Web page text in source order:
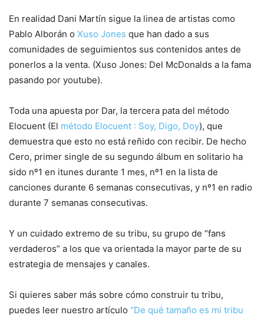
En realidad Dani Martín sigue la linea de artistas como
Pablo Alborán o Xuso Jones que han dado a sus
comunidades de seguimientos sus contenidos antes de
ponerlos a la venta. (Xuso Jones: Del McDonalds a la fama
pasando por youtube).
Toda una apuesta por Dar, la tercera pata del método
Elocuent (El método Elocuent : Soy, Digo, Doy), que
demuestra que esto no está reñido con recibir. De hecho
Cero, primer single de su segundo álbum en solitario ha
sido nº1 en itunes durante 1 mes, nº1 en la lista de
canciones durante 6 semanas consecutivas, y nº1 en radio
durante 7 semanas consecutivas.
Y un cuidado extremo de su tribu, su grupo de “fans
verdaderos” a los que va orientada la mayor parte de su
estrategia de mensajes y canales.
Si quieres saber más sobre cómo construir tu tribu,
puedes leer nuestro artículo “De qué tamaño es mi tribu